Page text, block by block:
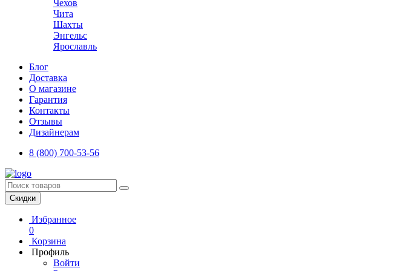
Чехов
Чита
Шахты
Энгельс
Ярославль
Блог
Доставка
О магазине
Гарантия
Контакты
Отзывы
Дизайнерам
8 (800) 700-53-56
Скидки
Избранное
0
Корзина
Профиль
Войти